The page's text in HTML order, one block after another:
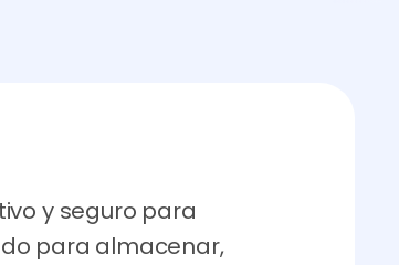
y seguro para
para almacenar,